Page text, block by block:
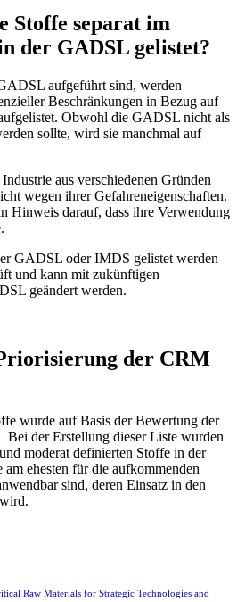
Stoffe separat im
der GADSL gelistet?
aufgeführt sind, werden
Beschränkungen in Bezug auf
Obwohl die GADSL nicht als
sollte, wird sie manchmal auf
aus verschiedenen Gründen
wegen ihrer Gefahreneigenschaften.
Hinweis darauf, dass ihre Verwendung
GADSL oder IMDS gelistet werden
und kann mit zukünftigen
geändert werden.
der CRM
wurde auf Basis der Bewertung der
der Erstellung dieser Liste wurden
moderat definierten Stoffe in der
ehesten für die aufkommenden
sind, deren Einsatz in den
Raw Materials for Strategic Technologies and